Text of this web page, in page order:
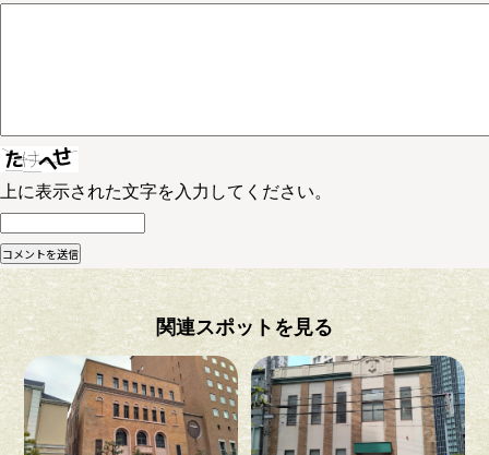
上に表示された文字を入力してください。
関連スポットを見る